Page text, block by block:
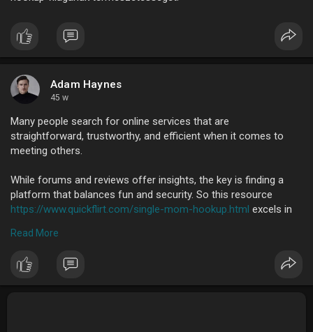
Adam Haynes
45 w
Many people search for online services that are
straightforward, trustworthy, and efficient when it comes to
meeting others.
While forums and reviews offer insights, the key is finding a
platform that balances fun and security. So this resource
https://www.quickflirt.com/single-mom-hookup.html excels in
encounters or meaningful dates.
Just like any other service, clarity and usability matter, and here,
the interface and features make it easy to engage. Ultimately,
Read More